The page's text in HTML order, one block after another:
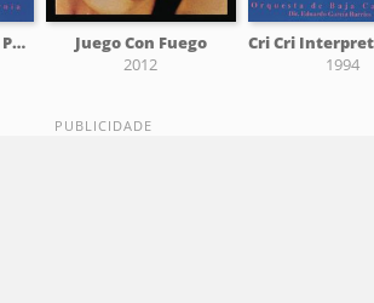
Cri Cri Interpretado Por Eugenia Leon Y La Orquesta De Baja California
Juego Con Fuego
2012
1994